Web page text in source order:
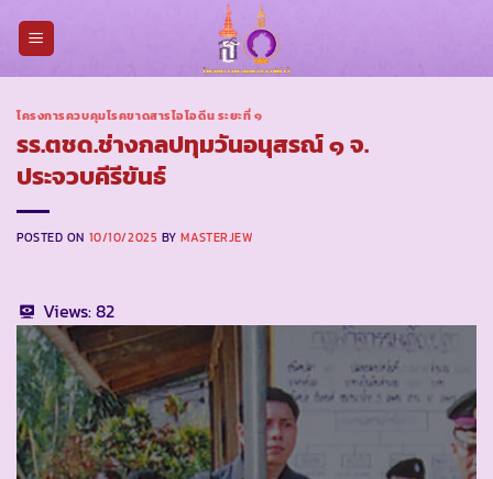
โครงการควบคุมโรคขาดสารไอโอดีน ระยะที่ ๑
รร.ตชด.ช่างกลปทุมวันอนุสรณ์ ๑ จ.
ประจวบคีรีขันธ์
POSTED ON 10/10/2025 BYMASTERJEW
Views:82